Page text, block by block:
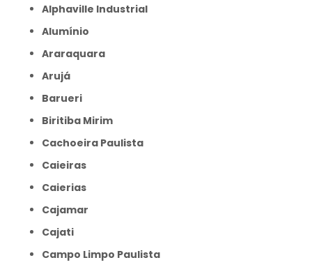
Alphaville Industrial
Alumínio
Araraquara
Arujá
Barueri
Biritiba Mirim
Cachoeira Paulista
Caieiras
Caierias
Cajamar
Cajati
Campo Limpo Paulista